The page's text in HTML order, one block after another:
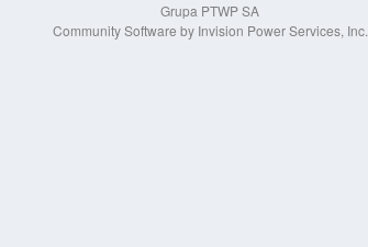
Grupa PTWP SA
Community Software by Invision Power Services, Inc.